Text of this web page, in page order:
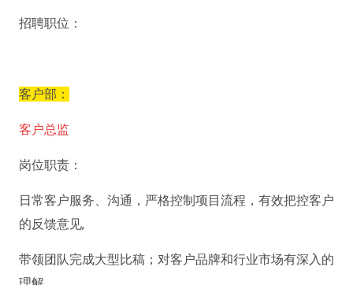
招聘职位：
客户部：
客户总监
岗位职责：
日常客户服务、沟通，严格控制项目流程，有效把控客户
的反馈意见,
带领团队完成大型比稿；对客户品牌和行业市场有深入的